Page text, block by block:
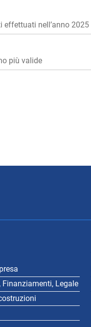
effettuati nell’anno 2025
più valide
Finanziamenti, Legale